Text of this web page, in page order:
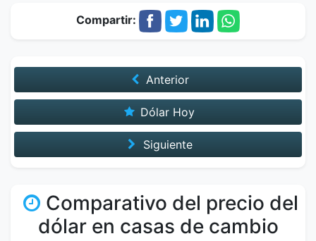
Compartir:
Anterior
Dólar Hoy
Siguiente
Comparativo del precio del
dólar en casas de cambio